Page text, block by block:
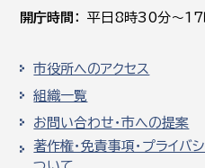
開庁時間
平日8時30分～
市役所へのアクセス
組織一覧
お問い合わせ・市への提案
著作権・免責事項・プライバ